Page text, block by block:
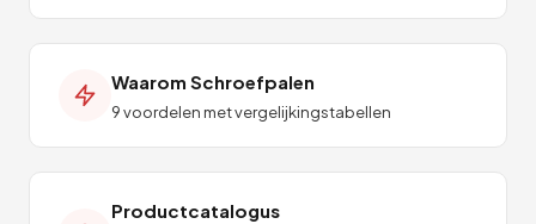
Waarom Schroefpalen
9 voordelen met vergelijkingstabellen
Productcatalogus